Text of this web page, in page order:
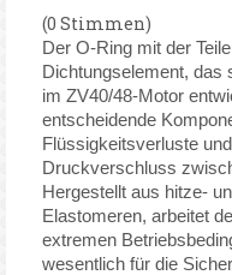
(0 Stimmen)
Der O-Ring mit der
Dichtungselement, das
im ZV40/48-Motor
entscheidende
Flüssigkeitsverluste
Druckverschluss
Hergestellt aus hitze-
Elastomeren, arbeitet
extremen
wesentlich für die